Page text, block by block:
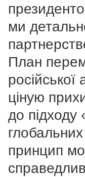
ми
План
російської
ціную
до
принцип